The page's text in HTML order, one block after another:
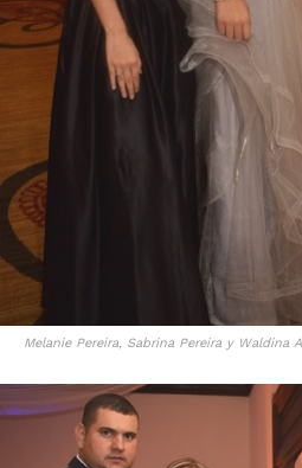
Melanie Pereira, Sabrina Pereira y Waldina